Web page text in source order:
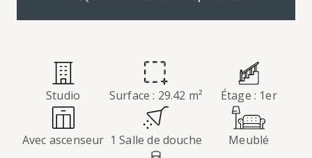
Studio Surface : 29.42 m² Étage : 1er
Avec ascenseur 1 Salle de douche Meublé